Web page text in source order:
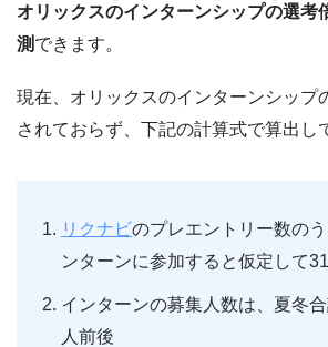
オリックスのインターンシップの選考
測 できます。
現在、オリックスのインターンシップ
されておらず、下記の計算式で算出し
リクナビのプレエントリー数の
ンターンに参加すると仮定して
インターンの募集人数は、夏冬
人前後